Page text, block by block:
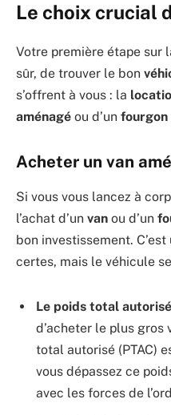
Le choix crucial
Votre première étape sur
sûr, de trouver le bon
s’offrent à vous : la
aménagé ou d’un fourgon
Acheter un van
Si vous vous lancez à
l’achat d’un van ou d’un
bon investissement.
certes, mais le véhicule
Le poids total autorisé
d’acheter le plus gros
total autorisé (PTAC)
vous dépassez ce
avec les forces de